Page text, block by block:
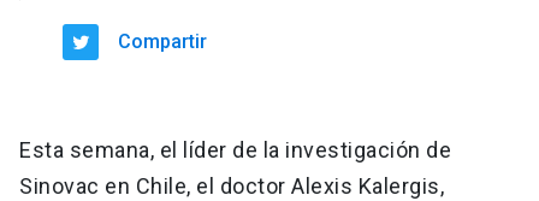
Compartir
Esta semana, el líder de la investigación de
Sinovac en Chile, el doctor Alexis Kalergis,